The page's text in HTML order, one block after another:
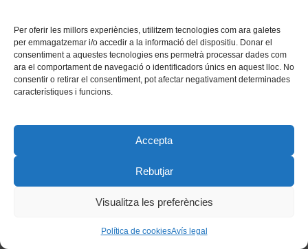
Per oferir les millors experiències, utilitzem tecnologies com ara galetes
per emmagatzemar i/o accedir a la informació del dispositiu. Donar el
consentiment a aquestes tecnologies ens permetrà processar dades com
ara el comportament de navegació o identificadors únics en aquest lloc. No
consentir o retirar el consentiment, pot afectar negativament determinades
característiques i funcions.
Accepta
Rebutjar
Visualitza les preferències
Política de cookiesAvís legal